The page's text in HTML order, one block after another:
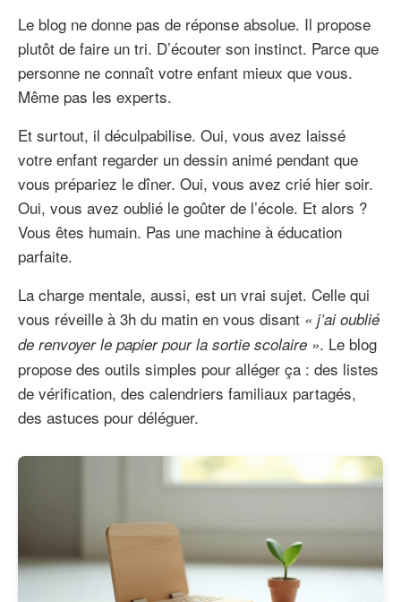
Le blog ne donne pas de réponse absolue. Il propose
plutôt de faire un tri. D’écouter son instinct. Parce que
personne ne connaît votre enfant mieux que vous.
Même pas les experts.
Et surtout, il déculpabilise. Oui, vous avez laissé
votre enfant regarder un dessin animé pendant que
vous prépariez le dîner. Oui, vous avez crié hier soir.
Oui, vous avez oublié le goûter de l’école. Et alors ?
Vous êtes humain. Pas une machine à éducation
parfaite.
La charge mentale, aussi, est un vrai sujet. Celle qui
vous réveille à 3h du matin en vous disant « j’ai oublié
de renvoyer le papier pour la sortie scolaire ». Le blog
propose des outils simples pour alléger ça : des listes
de vérification, des calendriers familiaux partagés,
des astuces pour déléguer.